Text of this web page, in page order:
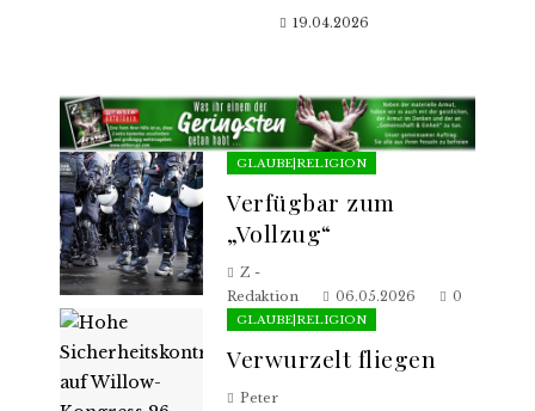
19.04.2026
GLAUBE|RELIGION
Verfügbar zum
„Vollzug“
Z -
Redaktion
06.05.2026 0
GLAUBE|RELIGION
Verwurzelt fliegen
Peter